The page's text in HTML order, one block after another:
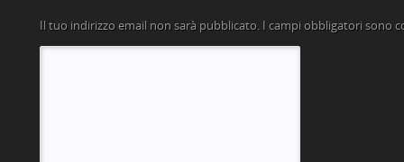
Il tuo indirizzo email non sarà pubblicato. I campi obbligatori sono